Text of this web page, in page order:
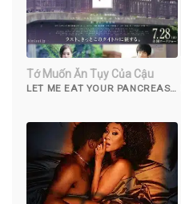
Tớ Muốn Ăn Tụy Của Cậu
LET ME EAT YOUR PANCREAS